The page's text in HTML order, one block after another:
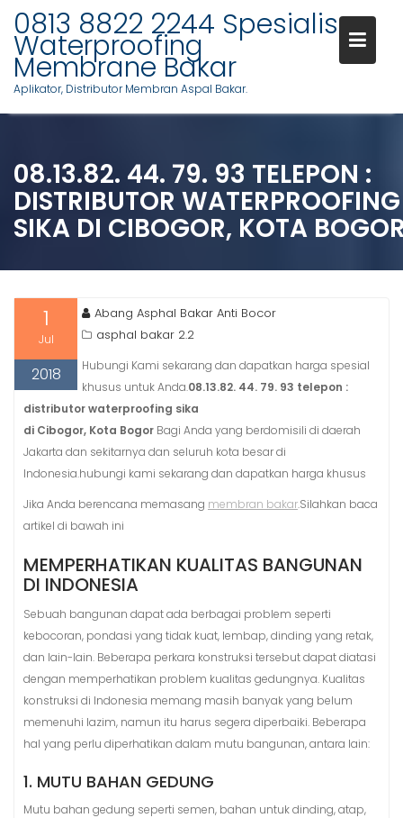
Skip
content
0813 8822 2244 Spesialis
Waterproofing
Membrane Bakar
Aplikator, Distributor Membran Aspal Bakar.
08.13.82. 44. 79. 93 TELEPON :
DISTRIBUTOR WATERPROOFING
SIKA DI CIBOGOR, KOTA
1
Jul
2018
Abang Asphal Bakar Anti Bocor
asphal bakar 2.2
Hubungi Kami sekarang dan dapatkan harga spesial
khusus untuk Anda.08.13.82. 44. 79. 93 telepon :
distributor waterproofing sika
di Cibogor, Kota Bogor Bagi Anda yang berdomisili di daerah
Jakarta dan sekitarnya dan seluruh kota besar di
Indonesia.hubungi kami sekarang dan dapatkan harga khusus
Jika Anda berencana memasang membran bakar.Silahkan baca
artikel di bawah ini
MEMPERHATIKAN KUALITAS BANGUNAN
DI INDONESIA
Sebuah bangunan dapat ada berbagai problem seperti
kebocoran, pondasi yang tidak kuat, lembap, dinding yang retak,
dan lain-lain. Beberapa perkara konstruksi tersebut dapat diatasi
dengan memperhatikan problem kualitas gedungnya. Kualitas
konstruksi di Indonesia memang masih banyak yang belum
memenuhi lazim, namun itu harus segera diperbaiki. Beberapa
hal yang perlu diperhatikan dalam mutu bangunan, antara lain:
1. MUTU BAHAN GEDUNG
Mutu bahan gedung seperti semen, bahan untuk dinding, atap,